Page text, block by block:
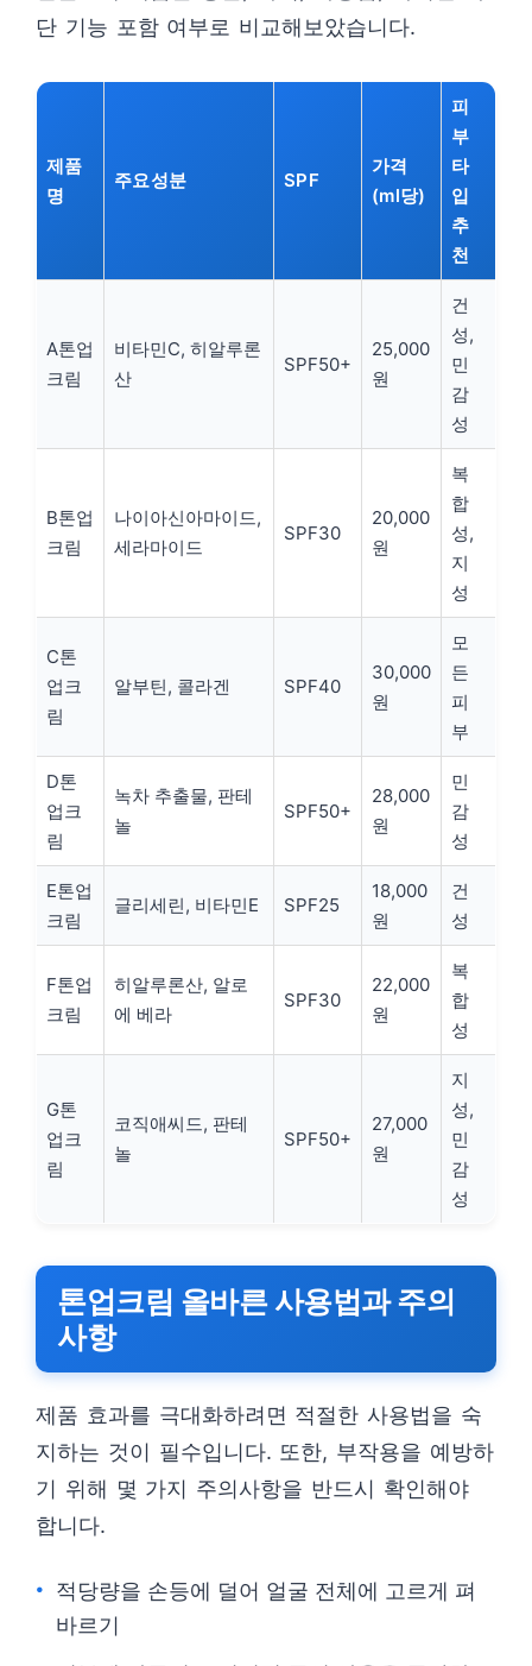
단 기능 포함 여부로 비교해보았습니다.
제품
명
주요성분 SPF
가격
(ml당)
피
부
타
입
추
천
A톤업
크림
비타민C, 히알루론
산
SPF50+
25,000
원
건
성,
민
감
성
B톤업
크림
나이아신아마이드,
세라마이드
SPF30
20,000
원
복
합
성,
지
성
C톤
업크
림
알부틴, 콜라겐 SPF40
30,000
원
모
든
피
부
D톤
업크
림
녹차 추출물, 판테
놀
SPF50+
28,000
원
민
감
성
E톤업
크림
글리세린, 비타민E SPF25
18,000
원
건
성
F톤업
크림
히알루론산, 알로
에 베라
SPF30
22,000
원
복
합
성
G톤
업크
림
코직애씨드, 판테
놀
SPF50+
27,000
원
지
성,
민
감
성
톤업크림 올바른 사용법과 주의
사항
제품 효과를 극대화하려면 적절한 사용법을 숙
지하는 것이 필수입니다. 또한, 부작용을 예방하
기 위해 몇 가지 주의사항을 반드시 확인해야
합니다.
적당량을 손등에 덜어 얼굴 전체에 고르게 펴
바르기